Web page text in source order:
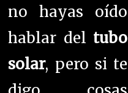
no hayas oído
hablar del tubo
solar, pero si te